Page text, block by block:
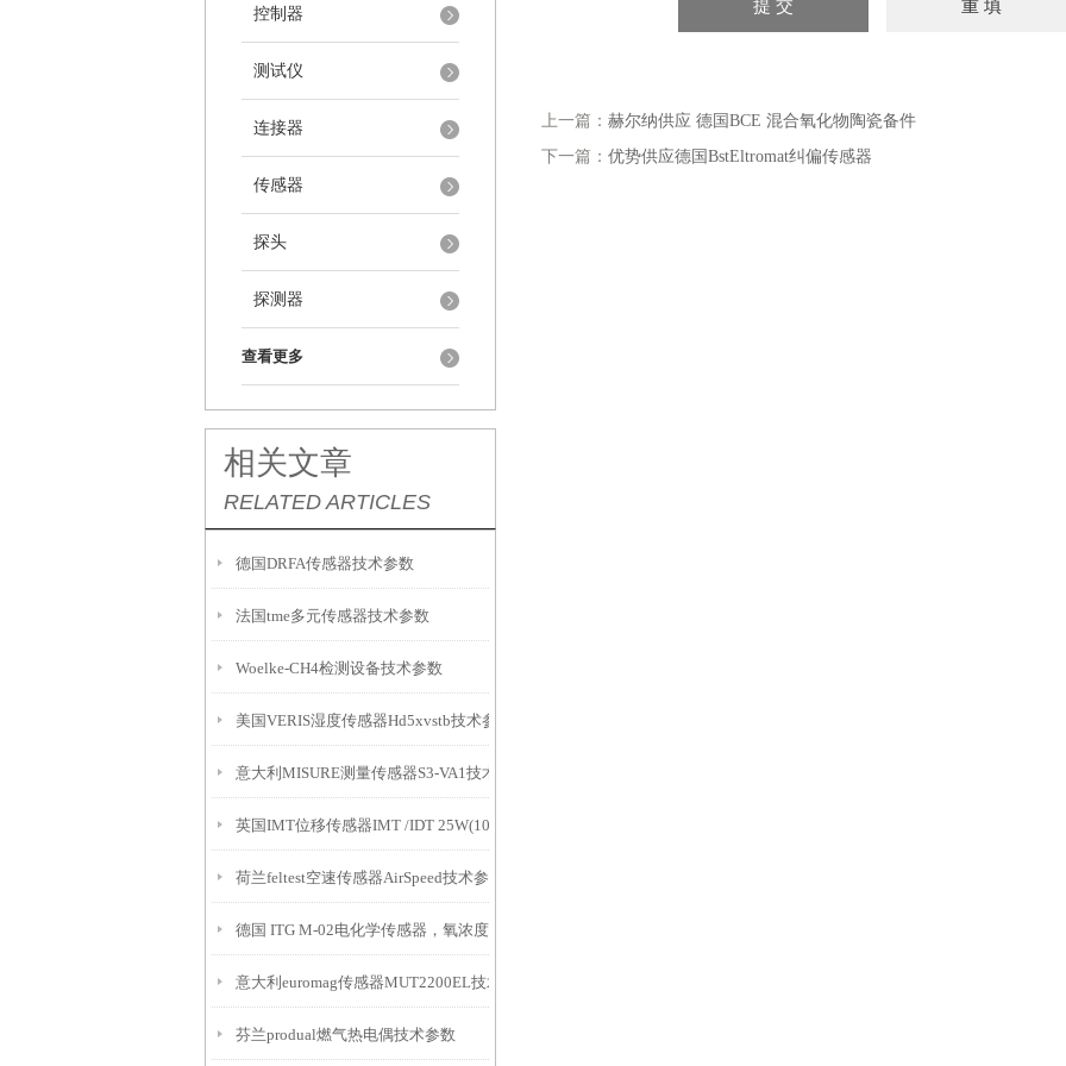
控制器
测试仪
连接器
传感器
探头
探测器
查看更多
相关文章
RELATED ARTICLES
德国DRFA传感器技术参数
法国tme多元传感器技术参数
Woelke-CH4检测设备技术参数
美国VERIS湿度传感器Hd5xvstb技术参数
意大利MISURE测量传感器S3-VA1技术参数
英国IMT位移传感器IMT /IDT 25W(10m)产品介绍
荷兰feltest空速传感器AirSpeed技术参数
德国 ITG M-02电化学传感器，氧浓度传感器，医用氧气传感器，呼吸机用
意大利euromag传感器MUT2200EL技术参数
芬兰produal燃气热电偶技术参数
上一篇： 赫尔纳供应 德国BCE 混合氧化物陶瓷备件
下一篇： 优势供应德国BstEltromat纠偏传感器